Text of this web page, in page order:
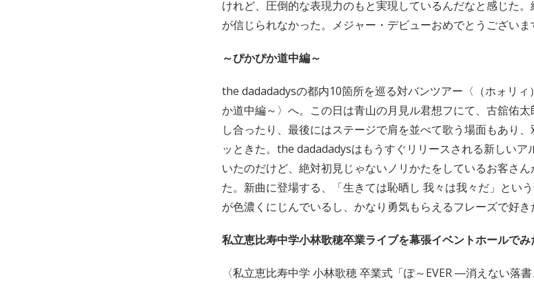
けれど、圧倒的な表現力のもと実現しているんだなと感じた
が信じられなかった。メジャー・デビューおめでとうございま
～ぴかぴか道中編～
the dadadadysの都内10箇所を巡る対バンツアー〈（ホォリ
か道中編～〉へ。この日は青山の月見ル君想フにて、古舘佑
し合ったり、最後にはステージで肩を並べて歌う場面もあり
ッときた。the dadadadysはもうすぐリリースされる新しいア
いたのだけど、絶対初見じゃないノリかたをしているお客さ
た。新曲に登場する、「生きては恥晒し 我々は我々だ」とい
が色濃くにじんでいるし、かなり勇気もらえるフレーズで好き
私立恵比寿中学小林歌穂卒業ライブを幕張イベントホールでみ
〈私立恵比寿中学 小林歌穂 卒業式「ぽ～EVER ―消えない落